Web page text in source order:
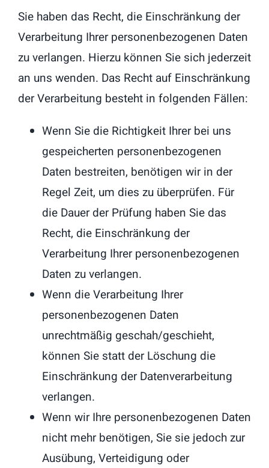
Sie haben das Recht, die Einschränkung der
Verarbeitung Ihrer personenbezogenen Daten
zu verlangen. Hierzu können Sie sich jederzeit
an uns wenden. Das Recht auf Einschränkung
der Verarbeitung besteht in folgenden Fällen:
Wenn Sie die Richtigkeit Ihrer bei uns
gespeicherten personenbezogenen
Daten bestreiten, benötigen wir in der
Regel Zeit, um dies zu überprüfen. Für
die Dauer der Prüfung haben Sie das
Recht, die Einschränkung der
Verarbeitung Ihrer personenbezogenen
Daten zu verlangen.
Wenn die Verarbeitung Ihrer
personenbezogenen Daten
unrechtmäßig geschah/geschieht,
können Sie statt der Löschung die
Einschränkung der Datenverarbeitung
verlangen.
Wenn wir Ihre personenbezogenen Daten
nicht mehr benötigen, Sie sie jedoch zur
Ausübung, Verteidigung oder